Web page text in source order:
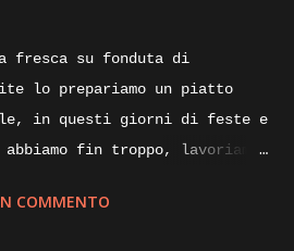
su fonduta di
lo prepariamo un piatto
in questi giorni di feste e
fin troppo, lavoriamo
spostiamoci dalla scrivania
Quando pensiamo ad un
COMMENTO